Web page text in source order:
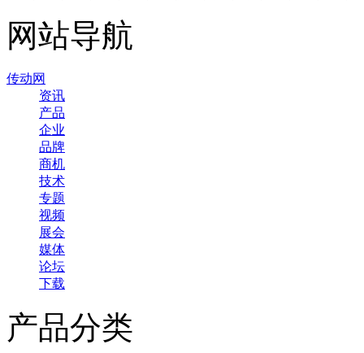
网站导航
传动网
资讯
产品
企业
品牌
商机
技术
专题
视频
展会
媒体
论坛
下载
产品分类